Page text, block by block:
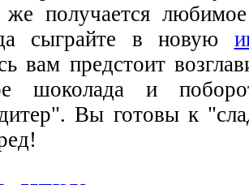
же получается
сыграйте в новую
вам предстоит
шоколада и
Вы готовы к